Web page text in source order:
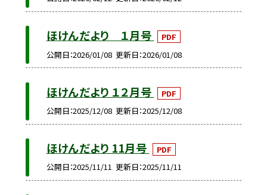
ほけんだより １月号
PDF
公開日 2026/01/08 更新日 2026/01/08
ほけんだより １２月号
PDF
公開日 2025/12/08 更新日 2025/12/08
ほけんだより 11月号
PDF
公開日 2025/11/11 更新日 2025/11/11